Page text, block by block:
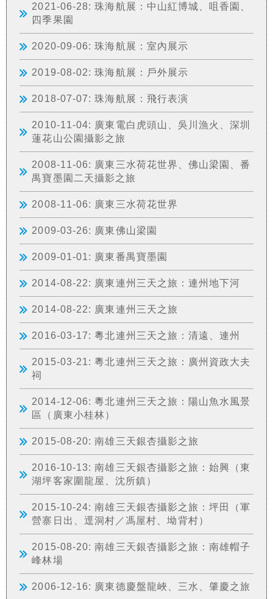
2021-06-28: 珠海航展：中山紅博城、咀香園、
四季果園
2020-09-06: 珠海航展：室內展示
2019-08-02: 珠海航展：戶外展示
2018-07-07: 珠海航展：飛行表演
2010-11-04: 廣東電白虎頭山、吳川漁火、深圳
蓮花山公園攝影之旅
2008-11-06: 廣東三水荷花世界、佛山梁園、番
禺寶墨園二天攝影之旅
2008-11-06: 廣東三水荷花世界
2009-03-26: 廣東佛山梁園
2009-01-01: 廣東番禺寶墨園
2014-08-22: 廣東連州三天之旅：連州地下河
2014-08-22: 廣東連州三天之旅
2016-03-17: 粵北連州三天之旅：清遠、連州
2015-03-21: 粵北連州三天之旅：廣州資政大夫
祠
2014-12-06: 粵北連州三天之旅：陽山魚水風景
區（廣東小桂林）
2015-08-20: 南雄三天銀杏攝影之旅
2016-10-13: 南雄三天銀杏攝影之旅：始興（東
湖坪客家圍龍屋、沈所鎮）
2015-10-24: 南雄三天銀杏攝影之旅：坪田（軍
營寨日出、逕洞村／馮屋村、坳背村）
2015-08-20: 南雄三天銀杏攝影之旅：南雄帽子
峰林場
2006-12-16: 廣東德慶盤龍峽、三水、肇慶之旅